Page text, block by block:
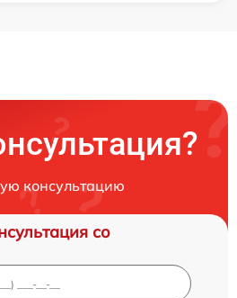
консультацию
со